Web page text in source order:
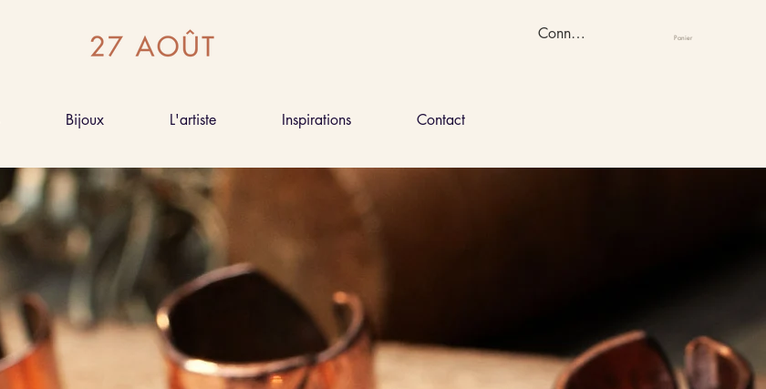
Panier
Connexion
Bijoux L'artiste Inspirations Contact